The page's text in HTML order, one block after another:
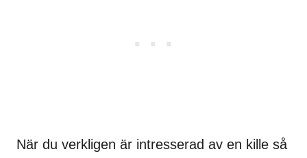
När du verkligen är intresserad av en kille så